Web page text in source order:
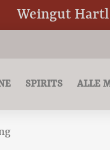
Weingut Hartl
SPIRITS ALLE